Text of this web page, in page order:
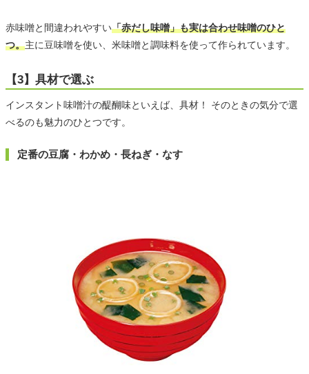
赤味噌と間違われやすい「赤だし味噌」も実は合わせ味噌のひと
つ。主に豆味噌を使い、米味噌と調味料を使って作られています。
【3】具材で選ぶ
インスタント味噌汁の醍醐味といえば、具材！ そのときの気分で選
べるのも魅力のひとつです。
定番の豆腐・わかめ・長ねぎ・なす